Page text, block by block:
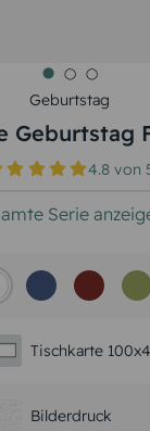
Geburtstag
Geburtstag
4.8 von
Serie
Tischkarte
Bilderdruck